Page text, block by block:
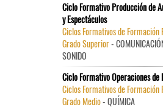
Ciclo Formativo Producción de
y Espectáculos
Ciclos Formativos de Formación
Grado Superior-
SONIDO
Ciclo Formativo Operaciones
Ciclos Formativos de Formación
Grado Medio- QUÍMICA